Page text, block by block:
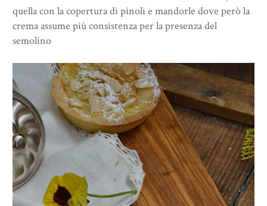
quella con la copertura di pinoli e mandorle dove però la
crema assume più consistenza per la presenza del
semolino